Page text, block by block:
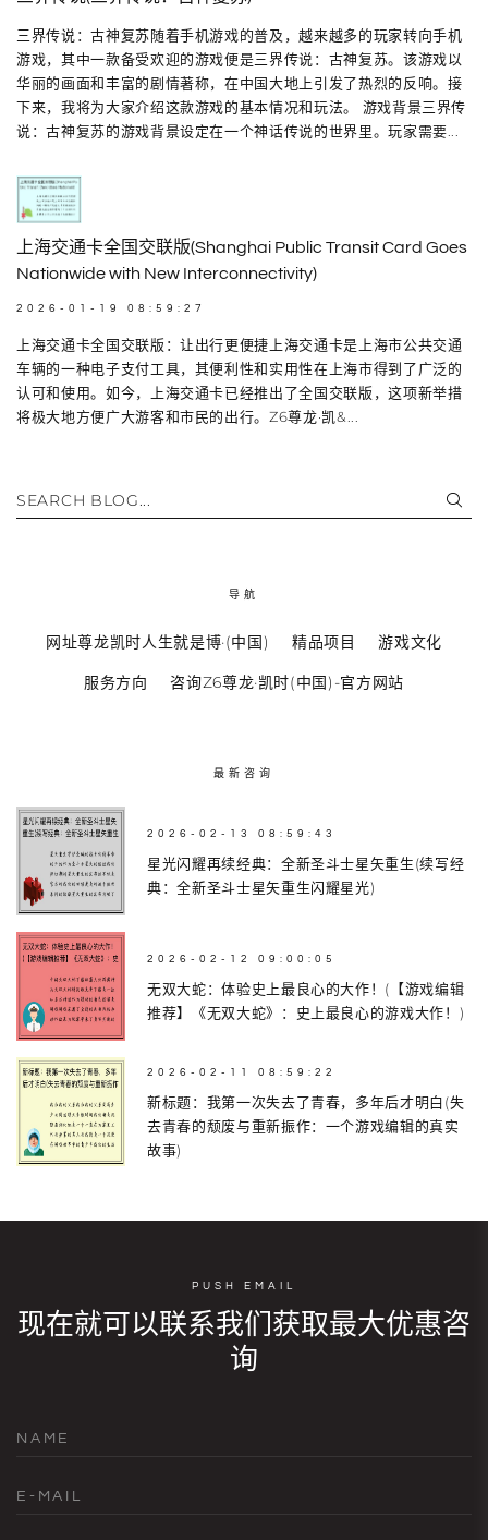
三界传说：古神复苏随着手机游戏的普及，越来越多的玩家转向手机
游戏，其中一款备受欢迎的游戏便是三界传说：古神复苏。该游戏以
华丽的画面和丰富的剧情著称，在中国大地上引发了热烈的反响。接
下来，我将为大家介绍这款游戏的基本情况和玩法。 游戏背景三界传
说：古神复苏的游戏背景设定在一个神话传说的世界里。玩家需要...
上海交通卡全国交联版(Shanghai Public Transit Card Goes
Nationwide with New Interconnectivity)
2026-01-19 08:59:27
上海交通卡全国交联版：让出行更便捷上海交通卡是上海市公共交通
车辆的一种电子支付工具，其便利性和实用性在上海市得到了广泛的
认可和使用。如今，上海交通卡已经推出了全国交联版，这项新举措
将极大地方便广大游客和市民的出行。Z6尊龙·凯&...
SEARCH BLOG...
导航
网址尊龙凯时人生就是博·(中国) 精品项目 游戏文化
服务方向 咨询Z6尊龙·凯时(中国)-官方网站
最新咨询
2026-02-13 08:59:43
星光闪耀再续经典：全新圣斗士星矢重生(续写经
典：全新圣斗士星矢重生闪耀星光)
2026-02-12 09:00:05
无双大蛇：体验史上最良心的大作！(【游戏编辑
推荐】《无双大蛇》：史上最良心的游戏大作！)
2026-02-11 08:59:22
新标题：我第一次失去了青春，多年后才明白(失
去青春的颓废与重新振作：一个游戏编辑的真实
故事)
PUSH EMAIL
现在就可以联系我们获取最大优惠咨
询
NAME
E-MAIL